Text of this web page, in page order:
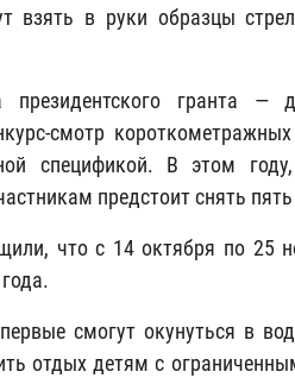
взять в руки образцы
гранта —
смотр
спецификой. В этом
предстоит снять
что с 14 октября по 25
смогут окунуться в
отдых детям с